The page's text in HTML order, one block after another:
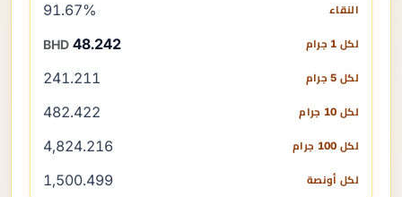
91.67%
48.242
BHD
241.211
482.422
4,824.216
1,500.499